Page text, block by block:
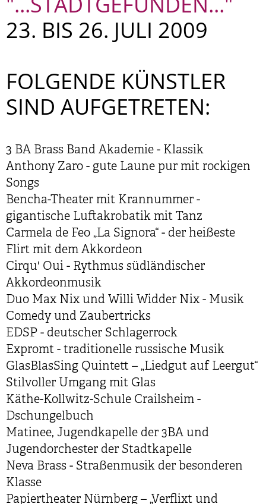
23. BIS 26. JULI 2009
FOLGENDE KÜNSTLER
SIND AUFGETRETEN:
3 BA Brass Band Akademie - Klassik
Anthony Zaro - gute Laune pur mit rockigen
Songs
Bencha-Theater mit Krannummer -
gigantische Luftakrobatik mit Tanz
Carmela de Feo „La Signora“ - der heißeste
Flirt mit dem Akkordeon
Cirqu' Oui - Rythmus südländischer
Akkordeonmusik
Duo Max Nix und Willi Widder Nix - Musik
Comedy und Zaubertricks
EDSP - deutscher Schlagerrock
Expromt - traditionelle russische Musik
GlasBlasSing Quintett – „Liedgut auf Leergut“
Stilvoller Umgang mit Glas
Käthe-Kollwitz-Schule Crailsheim -
Dschungelbuch
Matinee, Jugendkapelle der 3BA und
Jugendorchester der Stadtkapelle
Neva Brass - Straßenmusik der besonderen
Klasse
Papiertheater Nürnberg – „Verflixt und